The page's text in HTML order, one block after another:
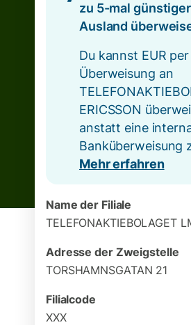
zu 5-mal
Ausland
Du kannst EUR
Überweisung an
ERICSSON
anstatt eine
Banküberweisung
Mehr erfahren
Name der Filiale
TELEFONAKTIEBOLAGET
Adresse der Zweigstelle
TORSHAMNSGATAN 21
Filialcode
XXX